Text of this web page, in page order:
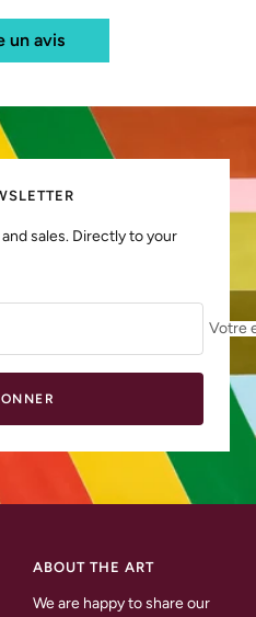
un avis
sales. Directly to your
Votre
ABOUT THE ART
We are happy to share our